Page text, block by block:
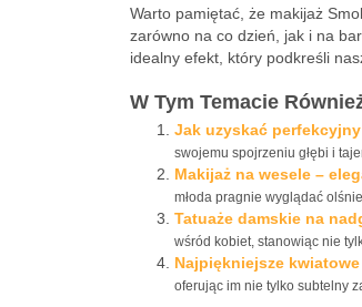
Warto pamiętać, że makijaż
zarówno na co dzień, jak i na
idealny efekt, który podkreśli
W Tym Temacie
Jak uzyskać
swojemu spojrzeniu głębi i
Makijaż na wesele –
młoda pragnie wyglądać
Tatuaże damskie na
wśród kobiet, stanowiąc nie
Najpiękniejsze
oferując im nie tylko subtelny